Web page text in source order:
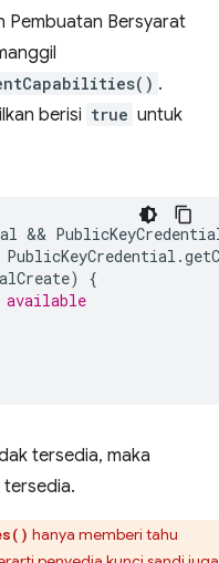
Pembuatan Bersyarat
.
berisi true untuk
&&
PublicKeyCredential .
)
{
tersedia, maka
hanya memberi tahu